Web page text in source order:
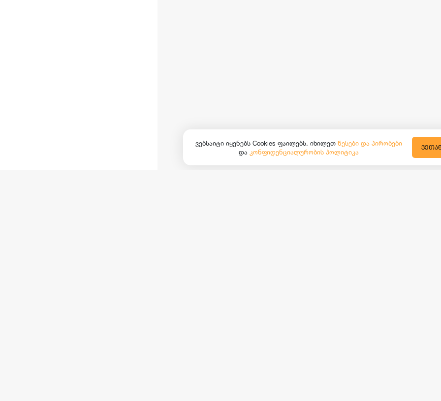
ვებსაიტი იყენებს Cookies ფაილებს. იხილეთ წესები და პირობები
და კონფიდენციალურობის პოლიტიკა